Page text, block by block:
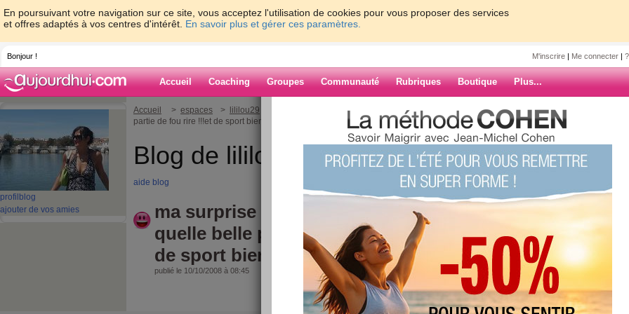
En poursuivant votre navigation sur ce site, vous acceptez l'utilisation de cookies pour vous proposer des services
et offres adaptés à vos centres d'intérêt. En savoir plus et gérer ces paramètres.
Bonjour ! M'inscrire | Me connecter |
Accueil Coaching Groupes Communauté Rubriques Boutique Plus...
profil blog
ajouter de vos amies
Accueil > espaces > lililou29
> ma surprise vidéo !!!houhouh ou quelle belle
partie de fou rire !!!et de sport biensur .....
Blog de lililou29
aide blog
ma surprise vidéo !!!houhouh ou
quelle belle partie de fou rire !!!et
de sport biensur .....
publié le 10/10/2008 à 08:45
ARCHIVES